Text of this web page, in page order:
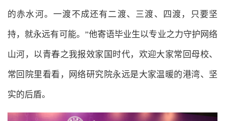
的赤水河。一渡不成还有二渡、三渡、四渡，只要坚
持，就永远有可能。”他寄语毕业生以专业之力守护网络
山河，以青春之我报效家国时代，欢迎大家常回母校、
常回院里看看，网络研究院永远是大家温暖的港湾、坚
实的后盾。